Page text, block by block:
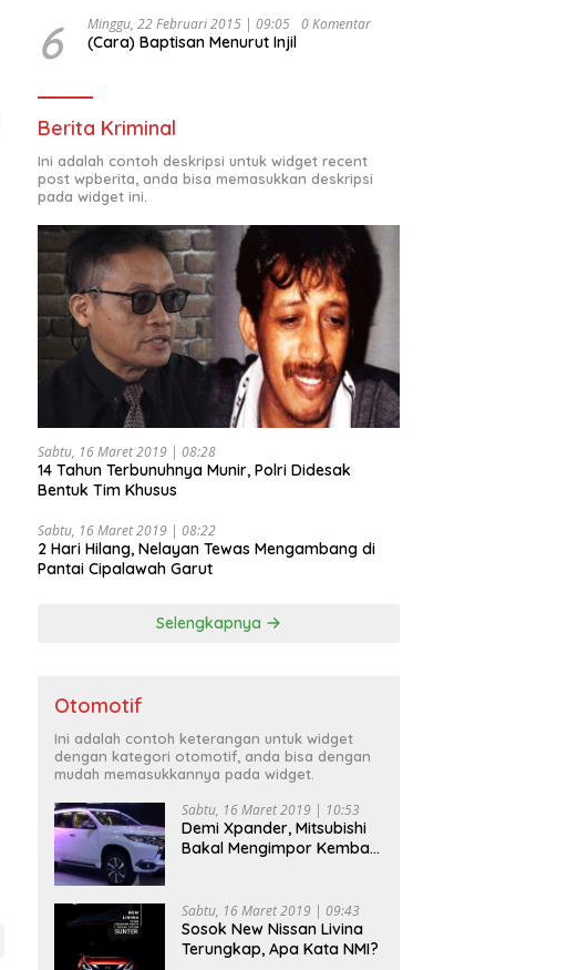
6 Minggu, 22 Februari 2015 | 09:05 0 Komentar
(Cara) Baptisan Menurut Injil
Berita Kriminal
Ini adalah contoh deskripsi untuk widget recent
post wpberita, anda bisa memasukkan deskripsi
pada widget ini.
Sabtu, 16 Maret 2019 | 08:28
14 Tahun Terbunuhnya Munir, Polri Didesak
Bentuk Tim Khusus
Sabtu, 16 Maret 2019 | 08:22
2 Hari Hilang, Nelayan Tewas Mengambang di
Pantai Cipalawah Garut
Selengkapnya
Otomotif
Ini adalah contoh keterangan untuk widget
dengan kategori otomotif, anda bisa dengan
mudah memasukkannya pada widget.
Sabtu, 16 Maret 2019 | 10:53
Demi Xpander, Mitsubishi
Bakal Mengimpor Kembali
Sabtu, 16 Maret 2019 | 09:43
Sosok New Nissan Livina
Terungkap, Apa Kata NMI?